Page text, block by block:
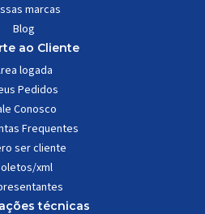
marcas
Blog
ao Cliente
logada
Pedidos
Conosco
Frequentes
ser cliente
xml
técnicas